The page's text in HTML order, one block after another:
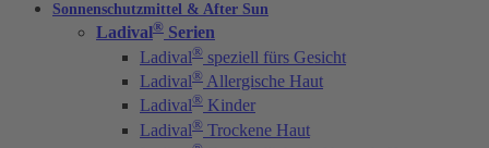
Sonnenschutzmittel & After Sun
Ladival® Serien
Ladival® speziell fürs Gesicht
Ladival® Allergische Haut
Ladival® Kinder
Ladival® Trockene Haut